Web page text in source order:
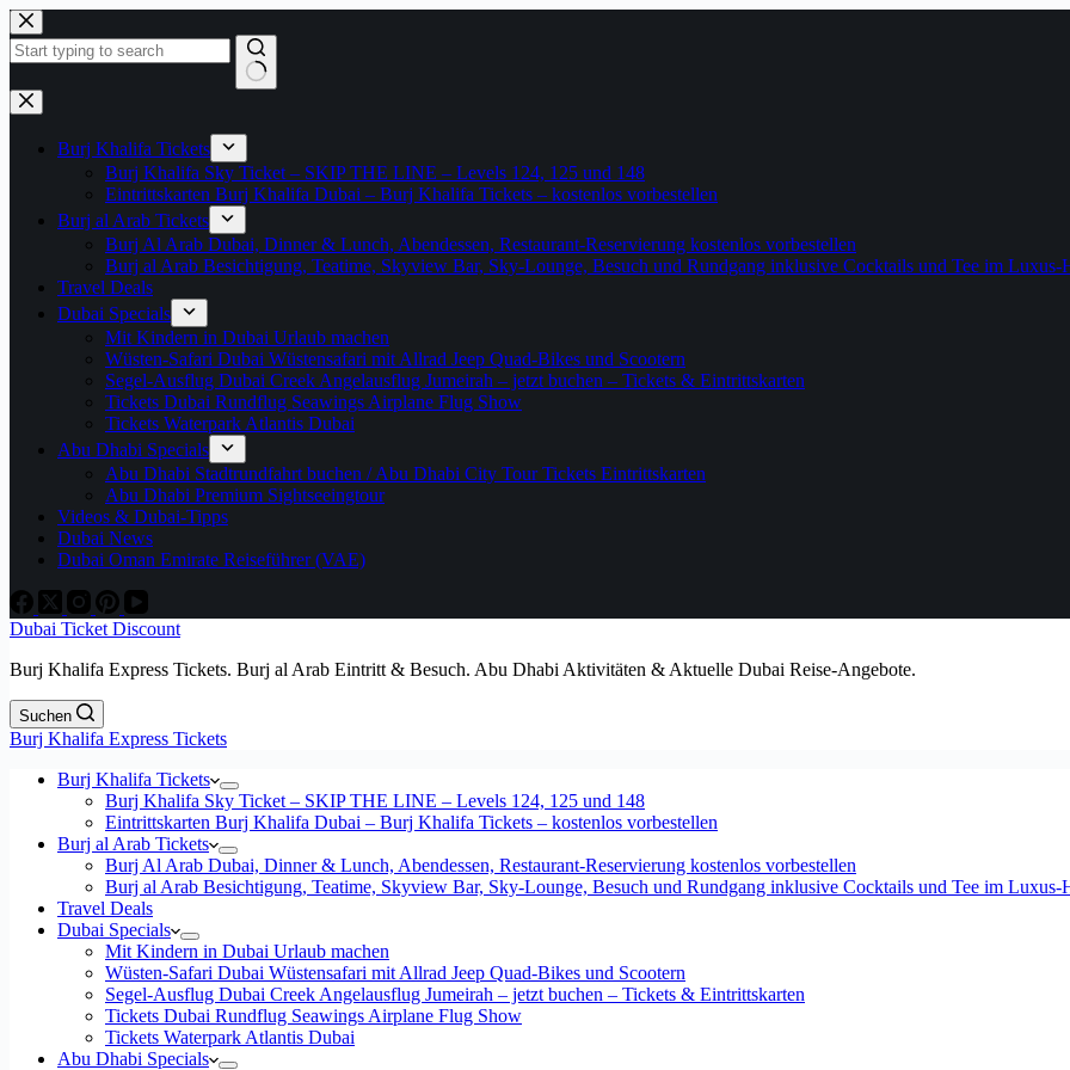
Zum
Inhalt
springen
Keine
Ergebnisse
Burj Khalifa Tickets
Burj Khalifa Sky Ticket – SKIP THE LINE – Levels 124, 125 und 148
Eintrittskarten Burj Khalifa Dubai – Burj Khalifa Tickets – kostenlos vorbestellen
Burj al Arab Tickets
Burj Al Arab Dubai, Dinner & Lunch, Abendessen, Restaurant-Reservierung kostenlos vorbestellen
Burj al Arab Besichtigung, Teatime, Skyview Bar, Sky-Lounge, Besuch und Rundgang inklusive Cocktails und Tee im Luxus-
Travel Deals
Dubai Specials
Mit Kindern in Dubai Urlaub machen
Wüsten-Safari Dubai Wüstensafari mit Allrad Jeep Quad-Bikes und Scootern
Segel-Ausflug Dubai Creek Angelausflug Jumeirah – jetzt buchen – Tickets & Eintrittskarten
Tickets Dubai Rundflug Seawings Airplane Flug Show
Tickets Waterpark Atlantis Dubai
Abu Dhabi Specials
Abu Dhabi Stadtrundfahrt buchen / Abu Dhabi City Tour Tickets Eintrittskarten
Abu Dhabi Premium Sightseeingtour
Videos & Dubai-Tipps
Dubai News
Dubai Oman Emirate Reiseführer (VAE)
Dubai Ticket Discount
Burj Khalifa Express Tickets. Burj al Arab Eintritt & Besuch. Abu Dhabi Aktivitäten & Aktuelle Dubai Reise-Angebote.
Suchen
Burj Khalifa Express Tickets
Burj Khalifa Tickets
Burj Khalifa Sky Ticket – SKIP THE LINE – Levels 124, 125 und 148
Eintrittskarten Burj Khalifa Dubai – Burj Khalifa Tickets – kostenlos vorbestellen
Burj al Arab Tickets
Burj Al Arab Dubai, Dinner & Lunch, Abendessen, Restaurant-Reservierung kostenlos vorbestellen
Burj al Arab Besichtigung, Teatime, Skyview Bar, Sky-Lounge, Besuch und Rundgang inklusive Cocktails und Tee im Luxus-
Travel Deals
Dubai Specials
Mit Kindern in Dubai Urlaub machen
Wüsten-Safari Dubai Wüstensafari mit Allrad Jeep Quad-Bikes und Scootern
Segel-Ausflug Dubai Creek Angelausflug Jumeirah – jetzt buchen – Tickets & Eintrittskarten
Tickets Dubai Rundflug Seawings Airplane Flug Show
Tickets Waterpark Atlantis Dubai
Abu Dhabi Specials